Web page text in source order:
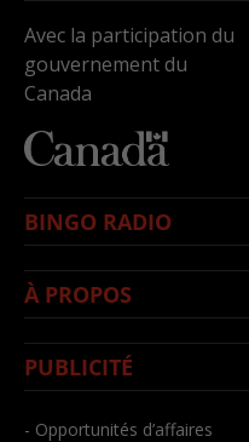
Avec la participation du
gouvernement du
Canada
BINGO RADIO
À PROPOS
PUBLICITÉ
- Opportunités d’affaires